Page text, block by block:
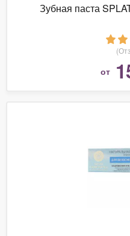
Зубная паста
от